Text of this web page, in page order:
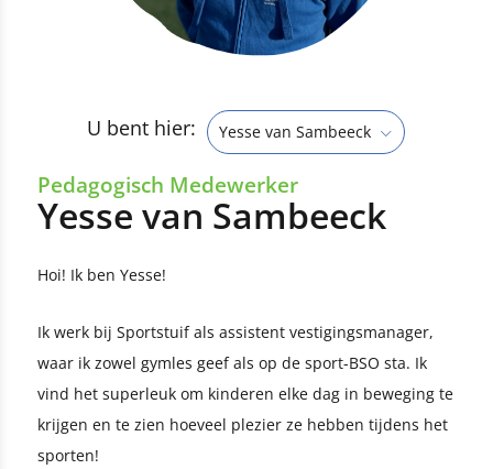
U bent hier: Yesse van Sambeeck
Pedagogisch Medewerker
Yesse van Sambeeck
Hoi! Ik ben Yesse!
Ik werk bij Sportstuif als assistent vestigingsmanager,
waar ik zowel gymles geef als op de sport-BSO sta. Ik
vind het superleuk om kinderen elke dag in beweging te
krijgen en te zien hoeveel plezier ze hebben tijdens het
sporten!